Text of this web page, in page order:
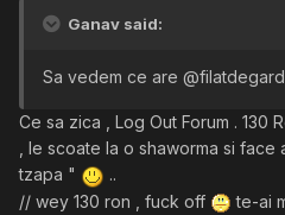
Ganav said:
Sa vedem ce are
Ce sa zica , Log Out Forum . 130
, le scoate la o shaworma si
tzapa "
..
// wey 130 ron , fuck off
te-ai